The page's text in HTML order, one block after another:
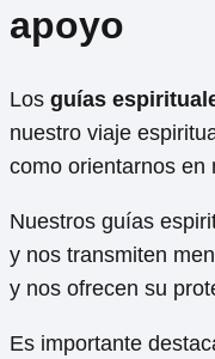
apoyo
Los guías
nuestro viaje
como orientarnos en
Nuestros guías
y nos transmiten
y nos ofrecen su
Es importante